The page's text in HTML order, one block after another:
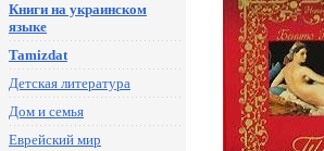
Книги на украинском
языке
Tamizdat
Детская литература
Дом и семья
Еврейский мир